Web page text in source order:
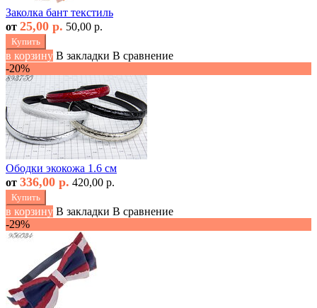
Заколка бант текстиль
от 25,00 р. 50,00 р.
Купить
в корзину В закладки В сравнение
-20%
Ободки экокожа 1.6 см
от 336,00 р. 420,00 р.
Купить
в корзину В закладки В сравнение
-29%